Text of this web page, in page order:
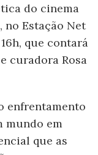
do cinema
Estação Net
que contará
curadora Rosa
enfrentamento
mundo em
que as